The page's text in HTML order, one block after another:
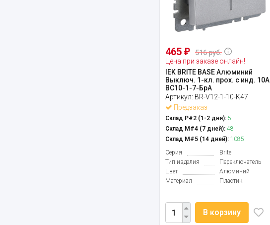
465 ₽
516 руб.
Цена при заказе онлайн!
IEK BRITE BASE Алюминий
Выключ. 1-кл. прох. с инд. 10А
ВС10-1-7-БрА
Артикул: BR-V12-1-10-K47
Предзаказ
Склад Р#2 (1-2 дня): 5
Склад М#4 (7 дней): 48
Склад М#5 (14 дней): 1085
Серия
Brite
Тип изделия
Переключатель
Цвет
Алюминий
Материал
Пластик
В корзину